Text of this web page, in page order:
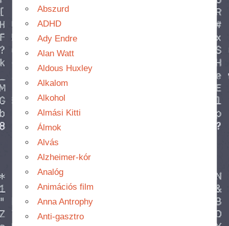
Abszurd
ADHD
Ady Endre
Alan Watt
Aldous Huxley
Alkalom
Alkohol
Almási Kitti
Álmok
Alvás
Alzheimer-kór
Analóg
Animációs film
Anna Antrophy
Anti-gasztro